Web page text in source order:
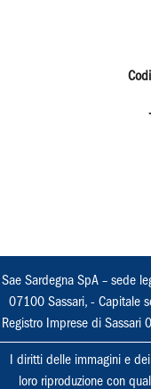
Sae Sardegna SpA – sede
07100 Sassari, - Capitale
Registro Imprese di
I diritti delle immagini e
loro riproduzione con